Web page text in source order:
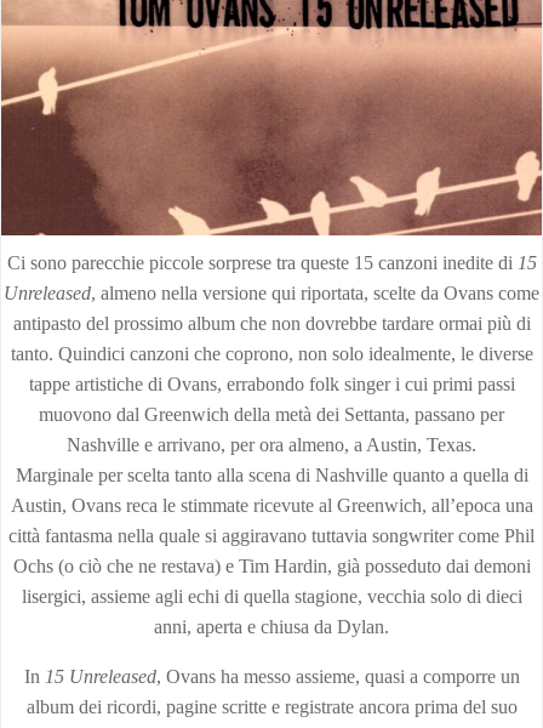
Ci sono parecchie piccole sorprese tra queste 15 canzoni inedite di 15
Unreleased, almeno nella versione qui riportata, scelte da Ovans come
antipasto del prossimo album che non dovrebbe tardare ormai più di
tanto. Quindici canzoni che coprono, non solo idealmente, le diverse
tappe artistiche di Ovans, errabondo folk singer i cui primi passi
muovono dal Greenwich della metà dei Settanta, passano per
Nashville e arrivano, per ora almeno, a Austin, Texas.
Marginale per scelta tanto alla scena di Nashville quanto a quella di
Austin, Ovans reca le stimmate ricevute al Greenwich, all’epoca una
città fantasma nella quale si aggiravano tuttavia songwriter come Phil
Ochs (o ciò che ne restava) e Tim Hardin, già posseduto dai demoni
lisergici, assieme agli echi di quella stagione, vecchia solo di dieci
anni, aperta e chiusa da Dylan.
In 15 Unreleased, Ovans ha messo assieme, quasi a comporre un
album dei ricordi, pagine scritte e registrate ancora prima del suo